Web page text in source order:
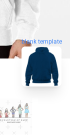
blank template